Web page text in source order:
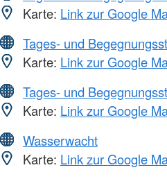
Karte: Link zur Google
Tages- und
Karte: Link zur Google
Tages- und
Karte: Link zur Google
Wasserwacht
Karte: Link zur Google